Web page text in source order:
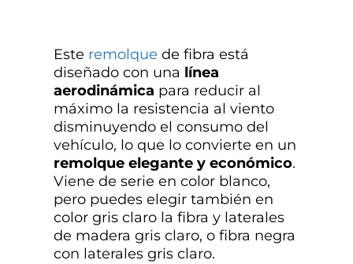
Este remolque de fibra está
diseñado con una línea
aerodinámica para reducir al
máximo la resistencia al viento
disminuyendo el consumo del
vehículo, lo que lo convierte en un
remolque elegante y económico.
Viene de serie en color blanco,
pero puedes elegir también en
color gris claro la fibra y laterales
de madera gris claro, o fibra negra
con laterales gris claro.